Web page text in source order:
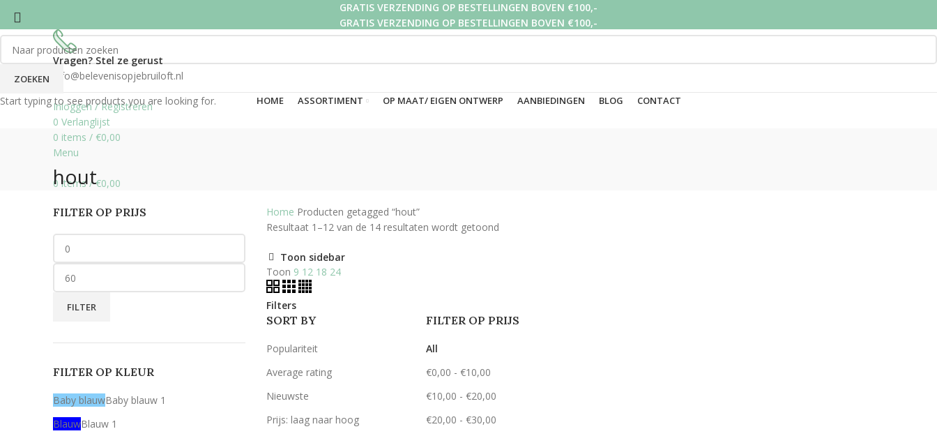
GRATIS VERZENDING OP BESTELLINGEN BOVEN €100,-
GRATIS VERZENDING OP BESTELLINGEN BOVEN €100,-
GRATIS VERZENDING OP BESTELLINGEN BOVEN €100,-
Vragen? Stel ze gerust
info@belevenisopjebruiloft.nl
Inloggen / Registreren
0 Verlanglijst
0 items / €0,00
Menu
0 items / €0,00
HOME ASSORTIMENT OP MAAT/ EIGEN ONTWERP AANBIEDINGEN BLOG CONTACT
hout
FILTER OP PRIJS
FILTER
FILTER OP KLEUR
Baby blauwBaby blauw 1
BlauwBlauw 1
Home Producten getagged “hout”
Resultaat 1–12 van de 14 resultaten wordt getoond
Toon sidebar
Toon 9 12 18 24
Filters
SORT BY
Populariteit
Average rating
Nieuwste
Prijs: laag naar hoog
FILTER OP PRIJS
All
€0,00 - €10,00
€10,00 - €20,00
€20,00 - €30,00
ZOEKEN
Start typing to see products you are looking for.